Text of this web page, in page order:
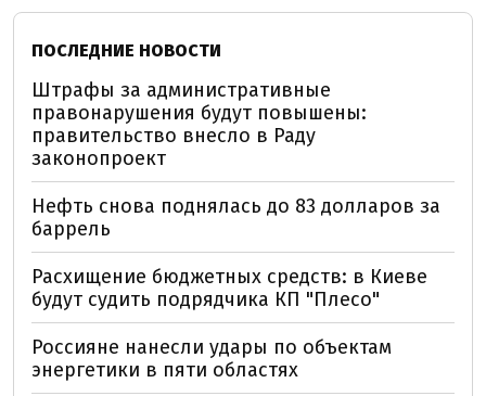
ПОСЛЕДНИЕ НОВОСТИ
Штрафы за административные
правонарушения будут повышены:
правительство внесло в Раду
законопроект
Нефть снова поднялась до 83 долларов за
баррель
Расхищение бюджетных средств: в Киеве
будут судить подрядчика КП "Плесо"
Россияне нанесли удары по объектам
энергетики в пяти областях